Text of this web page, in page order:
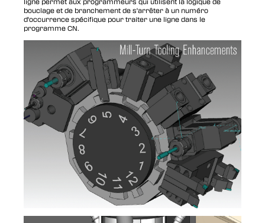
bouclage et de branchement de s'arrêter à un numéro
d'occurrence spécifique pour traiter une ligne dans le
programme CN.